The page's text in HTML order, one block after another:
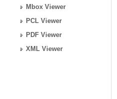
Mbox Viewer
PCL Viewer
PDF Viewer
XML Viewer